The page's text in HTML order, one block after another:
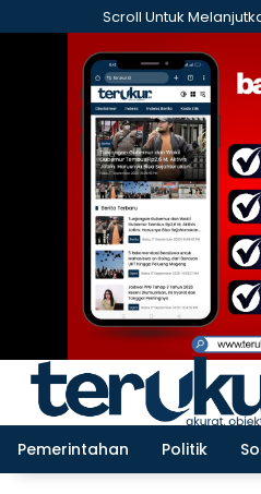
ke
Scroll Untuk
Pemerintahan Politik